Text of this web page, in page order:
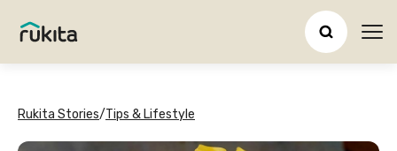
Rukita Stories/Tips & Lifestyle